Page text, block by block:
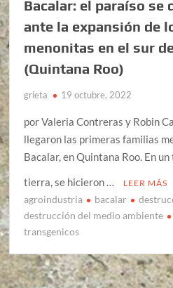
Bacalar: el paraíso se
ante la expansión de
menonitas en el sur
(Quintana Roo)
grieta 19 octubre, 2022
por Valeria Contreras y Robin
llegaron las primeras familias
Bacalar, en Quintana Roo. En
tierra, se hicieron …
LEER MÁS
agroindustria bacalar
destrucción del medio ambiente
transgenicos